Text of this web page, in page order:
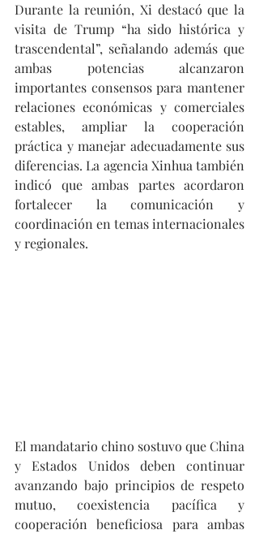
Durante la reunión, Xi destacó que la
visita de Trump “ha sido histórica y
trascendental”, señalando además que
ambas potencias alcanzaron
importantes consensos para mantener
relaciones económicas y comerciales
estables, ampliar la cooperación
práctica y manejar adecuadamente sus
diferencias. La agencia Xinhua también
indicó que ambas partes acordaron
fortalecer la comunicación y
coordinación en temas internacionales
y regionales.
El mandatario chino sostuvo que China
y Estados Unidos deben continuar
avanzando bajo principios de respeto
mutuo, coexistencia pacífica y
cooperación beneficiosa para ambas